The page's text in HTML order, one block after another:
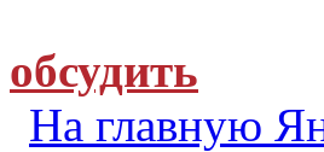
обсудить
На главную